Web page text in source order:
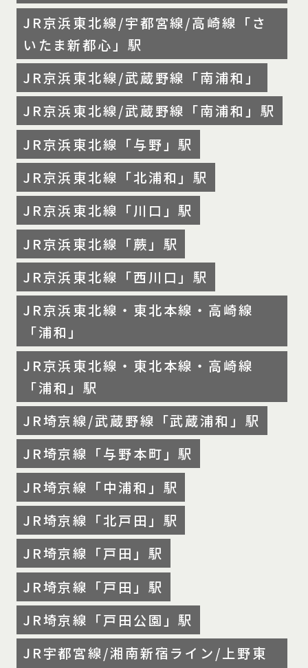
JR京浜東北線/宇都宮線/高崎線「さ
いたま新都心」駅
JR京浜東北線/武蔵野線「南浦和」
JR京浜東北線/武蔵野線「南浦和」駅
JR京浜東北線「与野」駅
JR京浜東北線「北浦和」駅
JR京浜東北線「川口」駅
JR京浜東北線「蕨」駅
JR京浜東北線「西川口」駅
JR京浜東北線・東北本線・高崎線
「浦和」
JR京浜東北線・東北本線・高崎線
「浦和」駅
JR埼京線/武蔵野線「武蔵浦和」駅
JR埼京線「与野本町」駅
JR埼京線「中浦和」駅
JR埼京線「北戸田」駅
JR埼京線「戸田」駅
JR埼京線「戸田」駅
JR埼京線「戸田公園」駅
JR宇都宮線/湘南新宿ライン/上野東